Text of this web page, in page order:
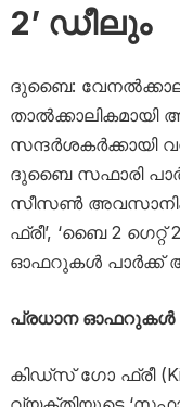
2’ ഡീലും
ദുബൈ:
താൽക്കാലികമായി
സന്ദർശകർക്കായി
ദുബൈ സഫാരി
സീസൺ
ഫ്രീ’, ‘ബൈ 2 ഗെറ്റ്
ഓഫറുകൾ പാർക്ക്
പ്രധാന ഓഫറുകൾ
കിഡ്‌സ് ഗോ ഫ്രീ